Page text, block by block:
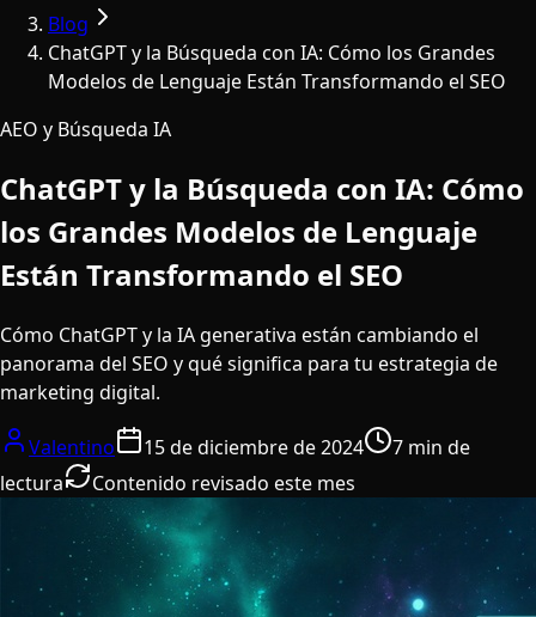
Blog
ChatGPT y la Búsqueda con IA: Cómo los Grandes
Modelos de Lenguaje Están Transformando el SEO
AEO y Búsqueda IA
ChatGPT y la Búsqueda con IA: Cómo
los Grandes Modelos de Lenguaje
Están Transformando el SEO
Cómo ChatGPT y la IA generativa están cambiando el
panorama del SEO y qué significa para tu estrategia de
marketing digital.
Valentino 15 de diciembre de 2024
7 min de
lectura
Contenido revisado este mes